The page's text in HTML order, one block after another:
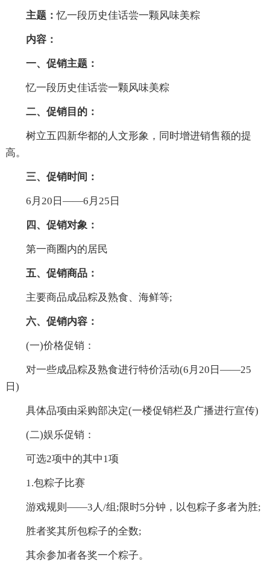
主题：忆一段历史佳话尝一颗风味美粽
内容：
一、促销主题：
忆一段历史佳话尝一颗风味美粽
二、促销目的：
树立五四新华都的人文形象，同时增进销售额的提
高。
三、促销时间：
6月20日——6月25日
四、促销对象：
第一商圈内的居民
五、促销商品：
主要商品成品粽及熟食、海鲜等;
六、促销内容：
(一)价格促销：
对一些成品粽及熟食进行特价活动(6月20日——25
日)
具体品项由采购部决定(一楼促销栏及广播进行宣传)
(二)娱乐促销：
可选2项中的其中1项
1.包粽子比赛
游戏规则——3人/组;限时5分钟，以包粽子多者为胜;
胜者奖其所包粽子的全数;
其余参加者各奖一个粽子。